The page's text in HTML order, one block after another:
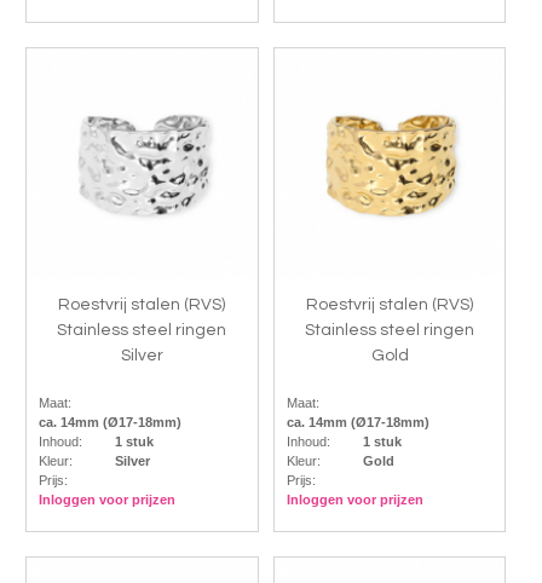
Roestvrij stalen (RVS)
Stainless steel ringen
Silver
Maat:
ca. 14mm (Ø17-18mm)
Inhoud:
1 stuk
Kleur:
Silver
Prijs:
Inloggen voor prijzen
Roestvrij stalen (RVS)
Stainless steel ringen
Gold
Maat:
ca. 14mm (Ø17-18mm)
Inhoud:
1 stuk
Kleur:
Gold
Prijs:
Inloggen voor prijzen